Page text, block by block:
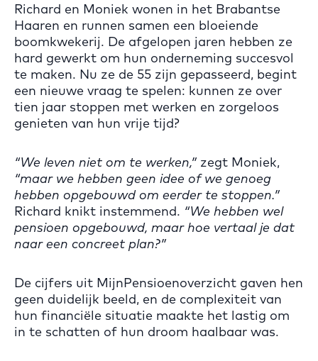
Richard en Moniek wonen in het Brabantse
Haaren en runnen samen een bloeiende
boomkwekerij. De afgelopen jaren hebben ze
hard gewerkt om hun onderneming succesvol
te maken. Nu ze de 55 zijn gepasseerd, begint
een nieuwe vraag te spelen: kunnen ze over
tien jaar stoppen met werken en zorgeloos
genieten van hun vrije tijd?
“We leven niet om te werken,” zegt Moniek,
“maar we hebben geen idee of we genoeg
hebben opgebouwd om eerder te stoppen.”
Richard knikt instemmend. “We hebben wel
pensioen opgebouwd, maar hoe vertaal je dat
naar een concreet plan?”
De cijfers uit MijnPensioenoverzicht gaven hen
geen duidelijk beeld, en de complexiteit van
hun financiële situatie maakte het lastig om
in te schatten of hun droom haalbaar was.